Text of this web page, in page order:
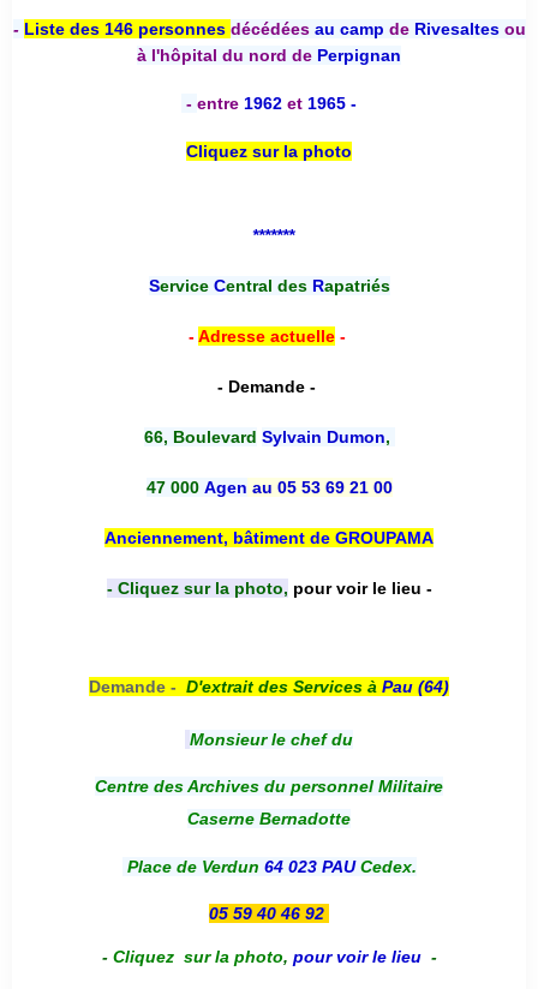
- Liste des 146 personnes décédées au camp deRivesaltesou
à l'hôpital du nord de Perpignan
- entre 1962 et 1965 -
Cliquez sur la photo
*******
Service Central desRapatriés
-Adresse actuelle-
- Demande -
66, Boulevard Sylvain Dumon,
47 000 Agen au 05 53 69 21 00
Anciennement, bâtiment de GROUPAMA
- Cliquez sur la photo, pour voir le lieu -
Demande - D'extrait des Services à Pau (64)
Monsieur le chef du
Centre des Archives du personnel Militaire
Caserne Bernadotte
Place de Verdun 64 023 PAUCedex.
05 59 40 46 92
- Cliquez sur la photo, pour voir le lieu -